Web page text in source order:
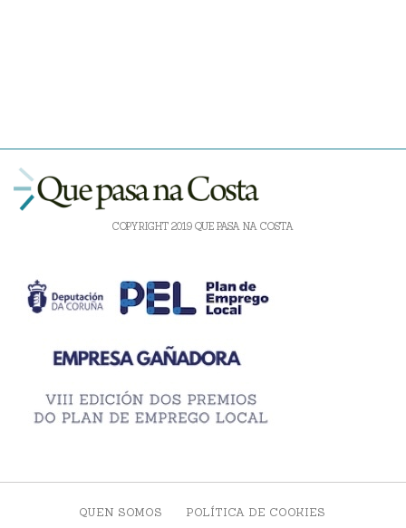
COPYRIGHT 2019 QUE PASA NA COSTA
QUEN SOMOS POLÍTICA DE COOKIES